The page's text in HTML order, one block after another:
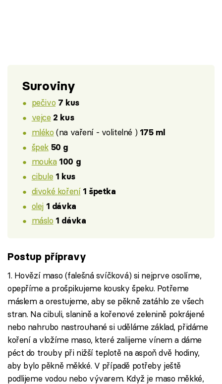
Suroviny
pečivo 7 kus
vejce 2 kus
mléko (na vaření - volitelné ) 175 ml
špek 50 g
mouka 100 g
cibule 1 kus
divoké koření 1 špetka
olej 1 dávka
máslo 1 dávka
Postup přípravy
1. Hovězí maso (falešná svíčková) si nejprve osolíme,
opepříme a prošpikujeme kousky špeku. Potřeme
máslem a orestujeme, aby se pěkně zatáhlo ze všech
stran. Na cibuli, slanině a kořenové zelenině pokrájené
nebo nahrubo nastrouhané si uděláme základ, přidáme
koření a vložíme maso, které zalijeme vínem a dáme
péct do trouby při nižší teplotě na aspoň dvě hodiny,
aby bylo pěkně měkké. V případě potřeby ještě
podlijeme vodou nebo vývarem. Když je maso měkké,